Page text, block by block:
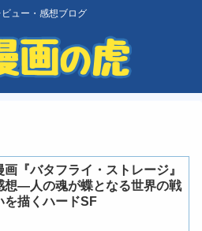
ュー・感想ブログ
画『バタフライ・ストレージ』
想―人の魂が蝶となる世界の戦
を描くハードSF